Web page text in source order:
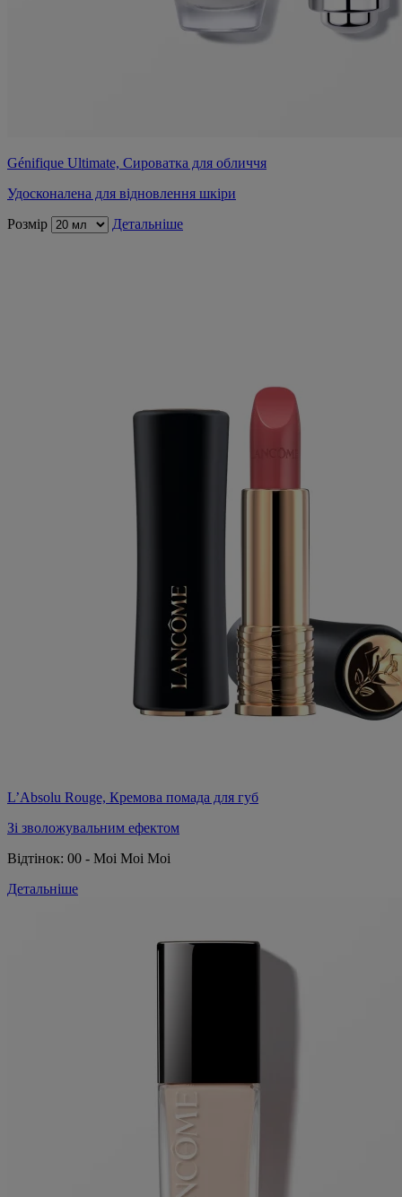
Génifique Ultimate, Сироватка для обличчя
Удосконалена для відновлення шкіри
Розмір
Детальніше
L’Absolu Rouge, Кремова помада для губ
Зі зволожувальним ефектом
Відтінок: 00 - Moi Moi Moi
Детальніше